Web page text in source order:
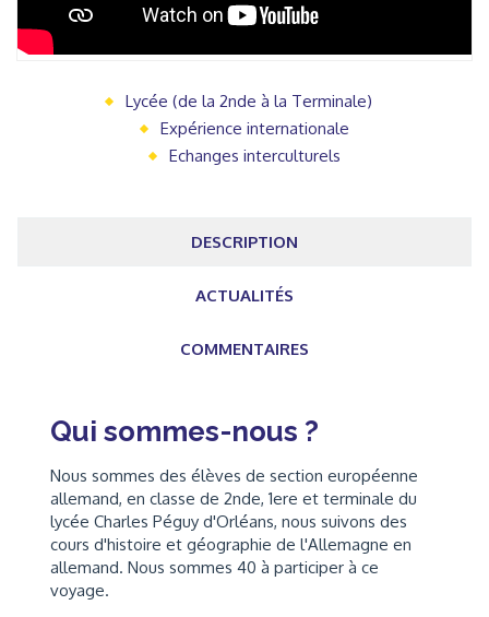
Lycée (de la 2nde à la Terminale)
Expérience internationale
Echanges interculturels
DESCRIPTION
ACTUALITÉS
COMMENTAIRES
Qui sommes-nous ?
Nous sommes des élèves de section européenne
allemand, en classe de 2nde, 1ere et terminale du
lycée Charles Péguy d'Orléans, nous suivons des
cours d'histoire et géographie de l'Allemagne en
allemand. Nous sommes 40 à participer à ce
voyage.